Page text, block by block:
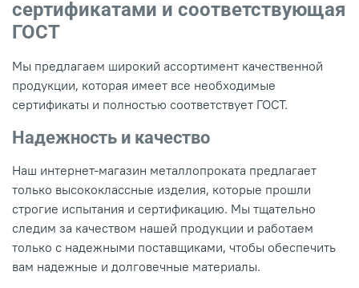
сертификатами и соответствующая
ГОСТ
Мы предлагаем широкий ассортимент качественной
продукции, которая имеет все необходимые
сертификаты и полностью соответствует ГОСТ.
Надежность и качество
Наш интернет-магазин металлопроката предлагает
только высококлассные изделия, которые прошли
строгие испытания и сертификацию. Мы тщательно
следим за качеством нашей продукции и работаем
только с надежными поставщиками, чтобы обеспечить
вам надежные и долговечные материалы.